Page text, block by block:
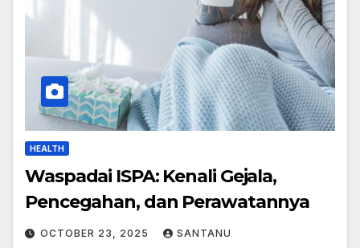
HEALTH
Waspadai ISPA: Kenali Gejala,
Pencegahan, dan Perawatannya
OCTOBER 23, 2025 SANTANU